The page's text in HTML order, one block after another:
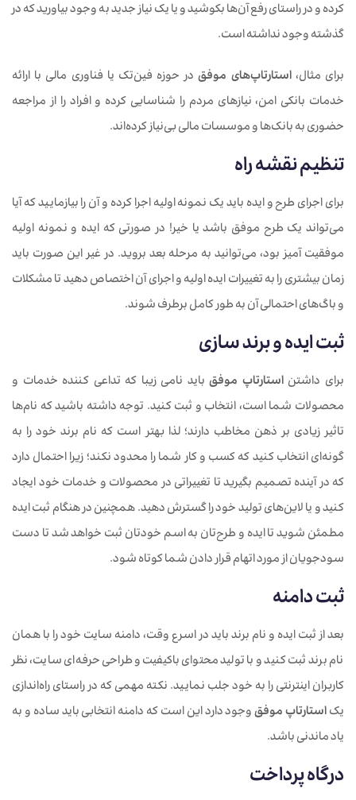
کرده و در راستای رفع آن‌ها بکوشید و یا یک نیاز جدید به وجود بیاورید که در
گذشته وجود نداشته است.
برای مثال،استارتاپ‌های موفقدر حوزه فین‌تک یا فناوری مالی با ارائه
خدمات بانکی امن، نیازهای مردم را شناسایی کرده و افراد را از مراجعه
حضوری به بانک‌ها و موسسات مالی بی‌نیاز کرده‌اند.
تنظیم نقشه راه
برای اجرای طرح و ایده باید یک نمونه اولیه اجرا کرده و آن را بیازمایید که آیا
می‌تواند یک طرح موفق باشد یا خیر! در صورتی که ایده و نمونه اولیه
موفقیت آمیز بود، می‌توانید به مرحله بعد بروید. در غیر این صورت باید
زمان بیشتری را به تغییرات ایده اولیه و اجرای آن اختصاص دهید تا مشکلات
و باگ‌های احتمالی آن به طور کامل برطرف شوند.
ثبت ایده و برند سازی
برای داشتناستارتاپ موفق باید نامی زیبا که تداعی کننده خدمات و
محصولات شما است، انتخاب و ثبت کنید. توجه داشته باشید که نام‌ها
تاثیر زیادی بر ذهن مخاطب دارند؛ لذا بهتر است که نام برند خود را به
گونه‌ای انتخاب کنید که کسب و کار شما را محدود نکند؛ زیرا احتمال دارد
که در آینده تصمیم بگیرید تا تغییراتی در محصولات و خدمات خود ایجاد
کنید و یا لاین‌های تولید خود را گسترش دهید. همچنین در هنگام ثبت ایده
مطمئن شوید تا ایده و طرح‌تان به اسم خودتان ثبت خواهد شد تا دست
سودجویان از مورد اتهام قرار دادن شما کوتاه شود.
ثبت دامنه
بعد از ثبت ایده و نام برند باید در اسرع وقت، دامنه سایت خود را با همان
نام برند ثبت کنید و با تولید محتوای باکیفیت و طراحی حرفه‌ای سایت، نظر
کاربران اینترنتی را به خود جلب نمایید. نکته مهمی که در راستای راه‌اندازی
یکاستارتاپ موفقوجود دارد این است که دامنه انتخابی باید ساده و به
یاد ماندنی باشد.
درگاه پرداخت